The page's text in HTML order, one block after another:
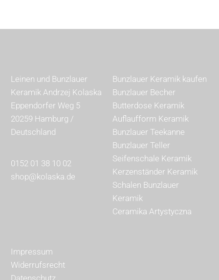
Leinen und Bunzlauer
Keramik Andrzej Kolaska
Eppendorfer Weg 5
20259 Hamburg /
Deutschland
0152 01 38 10 02
shop@kolaska.de
Bunzlauer Keramik kaufen
Bunzlauer Becher
Butterdose Keramik
Auflaufform Keramik
Bunzlauer Teekanne
Bunzlauer Teller
Seifenschale Keramik
Kerzenständer Keramik
Schalen Bunzlauer
Keramik
Ceramika Artystyczna
Impressum
Widerrufsrecht
Datenschutz